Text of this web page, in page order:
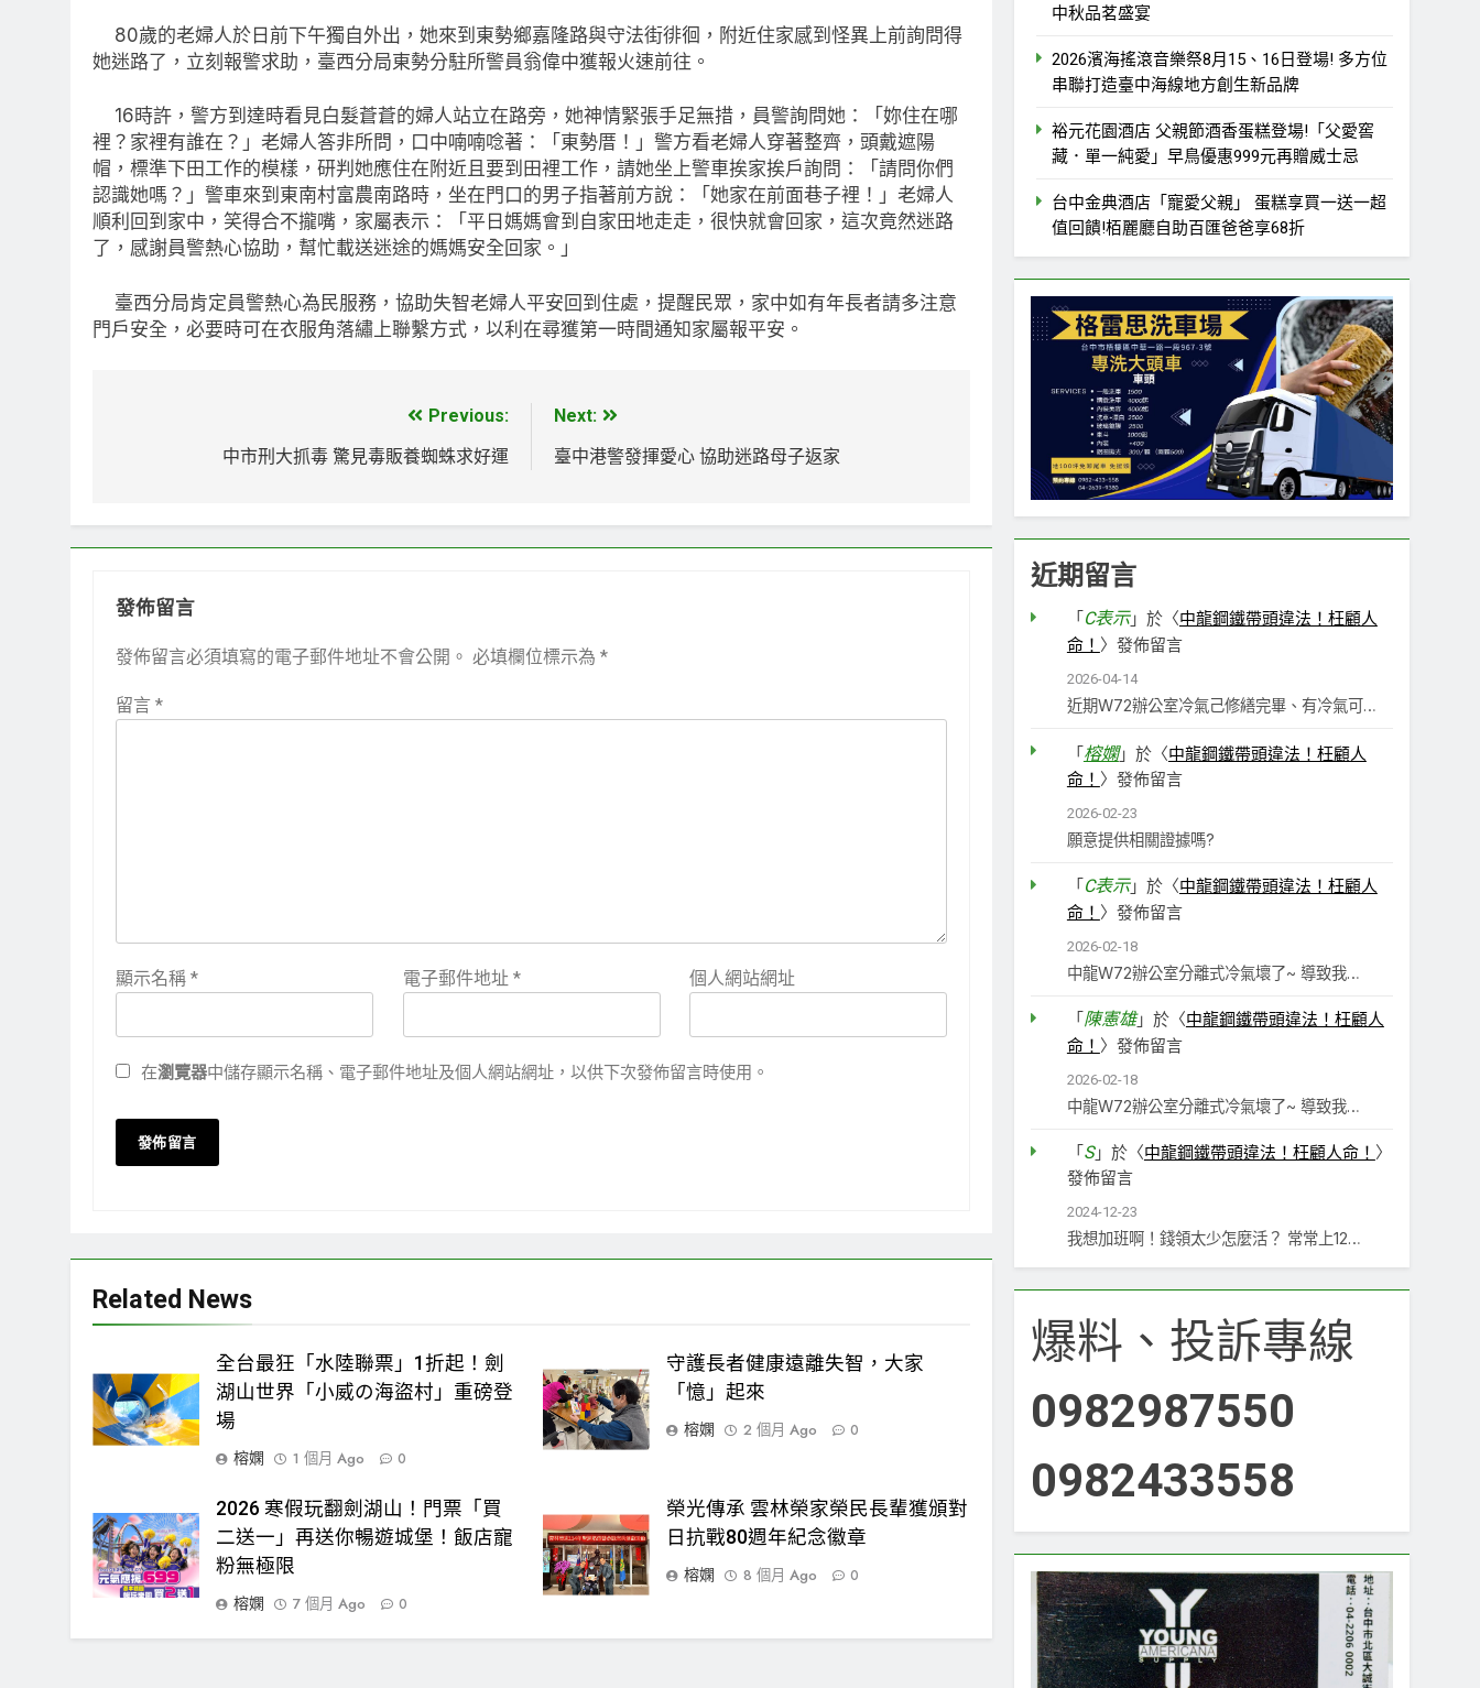
80歲的老婦人於日前下午獨自外出，她來到東勢鄉嘉隆路與守法街徘徊，附近住家感到怪異上前詢問得
她迷路了，立刻報警求助，臺西分局東勢分駐所警員翁偉中獲報火速前往。
16時許，警方到達時看見白髮蒼蒼的婦人站立在路旁，她神情緊張手足無措，員警詢問她：「妳住在哪
裡？家裡有誰在？」老婦人答非所問，口中喃喃唸著：「東勢厝！」警方看老婦人穿著整齊，頭戴遮陽
帽，標準下田工作的模樣，研判她應住在附近且要到田裡工作，請她坐上警車挨家挨戶詢問：「請問你們
認識她嗎？」警車來到東南村富農南路時，坐在門口的男子指著前方說：「她家在前面巷子裡！」老婦人
順利回到家中，笑得合不攏嘴，家屬表示：「平日媽媽會到自家田地走走，很快就會回家，這次竟然迷路
了，感謝員警熱心協助，幫忙載送迷途的媽媽安全回家。」
臺西分局肯定員警熱心為民服務，協助失智老婦人平安回到住處，提醒民眾，家中如有年長者請多注意
門戶安全，必要時可在衣服角落繡上聯繫方式，以利在尋獲第一時間通知家屬報平安。
覽
Previous:
中市刑大抓毒 驚見毒販養蜘蛛求好運
Next:
臺中港警發揮愛心 協助迷路母子返家
發佈留言
發佈留言必須填寫的電子郵件地址不會公開。 必填欄位標示為 *
留言 *
顯示名稱 * 電子郵件地址 * 個人網站網址
在瀏覽器中儲存顯示名稱、電子郵件地址及個人網站網址，以供下次發佈留言時使用。
Related News
全台最狂「水陸聯票」1折起！劍
湖山世界「小威の海盜村」重磅登
場
榕嫻
1 個月 Ago 0
守護長者健康遠離失智，大家
「憶」起來
榕嫻
2 個月 Ago 0
2026 寒假玩翻劍湖山！門票「買
二送一」再送你暢遊城堡！飯店寵
粉無極限
榕嫻
7 個月 Ago 0
榮光傳承 雲林榮家榮民長輩獲頒對
日抗戰80週年紀念徽章
榕嫻
8 個月 Ago 0
中秋品茗盛宴
2026濱海搖滾音樂祭8月15、16日登場! 多方位
串聯打造臺中海線地方創生新品牌
裕元花園酒店 父親節酒香蛋糕登場!「父愛窖
藏．單一純愛」早鳥優惠999元再贈威士忌
台中金典酒店「寵愛父親」 蛋糕享買一送一超
值回饋!栢麗廳自助百匯爸爸享68折
近期留言
「 C表示」於〈中龍鋼鐵帶頭違法！枉顧人
命！ 〉發佈留言
2026-04-14
近期W72辦公室冷氣己修繕完畢、有冷氣可…
「 榕嫻」於〈中龍鋼鐵帶頭違法！枉顧人
命！ 〉發佈留言
2026-02-23
願意提供相關證據嗎?
「 C表示」於〈中龍鋼鐵帶頭違法！枉顧人
命！ 〉發佈留言
2026-02-18
中龍W72辦公室分離式冷氣壞了~ 導致我…
「 陳憲雄」於〈中龍鋼鐵帶頭違法！枉顧人
命！ 〉發佈留言
2026-02-18
中龍W72辦公室分離式冷氣壞了~ 導致我…
「 S」於〈中龍鋼鐵帶頭違法！枉顧人命！ 〉
發佈留言
2024-12-23
我想加班啊！錢領太少怎麼活？ 常常上12…
爆料、投訴專線
0982987550
0982433558